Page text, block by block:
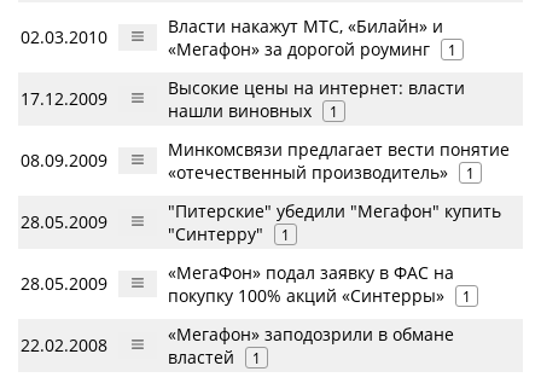
02.03.2010
Власти накажут МТС, «Билайн» и
«Мегафон» за дорогой роуминг
1
17.12.2009
Высокие цены на интернет: власти
нашли виновных
1
08.09.2009
Минкомсвязи предлагает вести понятие
«отечественный производитель»
1
28.05.2009
"Питерские" убедили "Мегафон" купить
"Синтерру"
1
28.05.2009
«МегаФон» подал заявку в ФАС на
покупку 100% акций «Синтерры»
1
22.02.2008
«Мегафон» заподозрили в обмане
властей
1